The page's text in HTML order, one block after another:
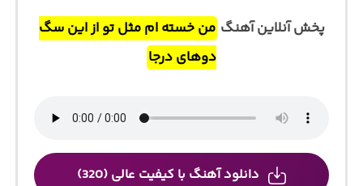
پخش آنلاین آهنگ من خسته ام مثل تو از این سگ
دوهای درجا
دانلود آهنگ با کیفیت عالی (320)